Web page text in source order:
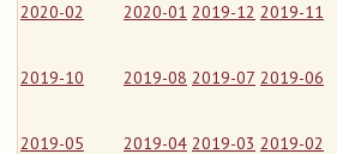
2020-02 2020-01 2019-12 2019-11
2019-10 2019-08 2019-07 2019-06
2019-05 2019-04 2019-03 2019-02